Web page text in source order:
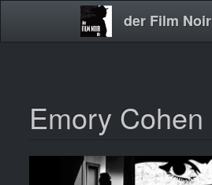
der Film Noir
Main
Emory Cohen